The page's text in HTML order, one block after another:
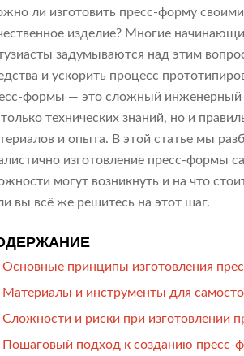
ли изготовить пресс-форму
изделие? Многие
задумываются над этим
и ускорить процесс
формы — это сложный инженерный
технических знаний, но и
и опыта. В этой статье мы
изготовление пресс-формы
могут возникнуть и на что
вы всё же решитесь на этот шаг.
Основные принципы изготовления
Материалы и инструменты для
Сложности и риски при изготовлении
Пошаговый подход к созданию